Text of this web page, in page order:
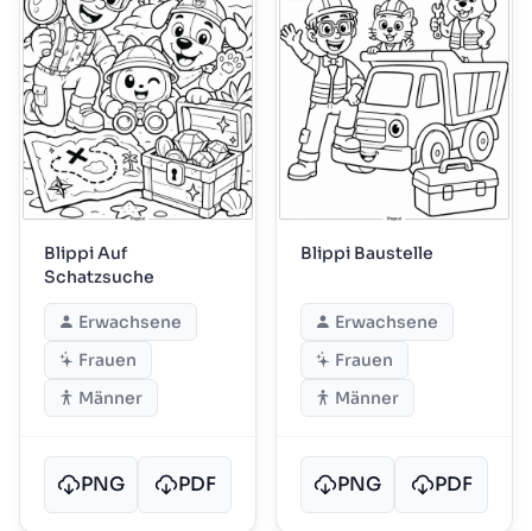
Blippi Auf
Schatzsuche
Erwachsene
Frauen
Männer
PNG PDF
Blippi Baustelle
Erwachsene
Frauen
Männer
PNG PDF